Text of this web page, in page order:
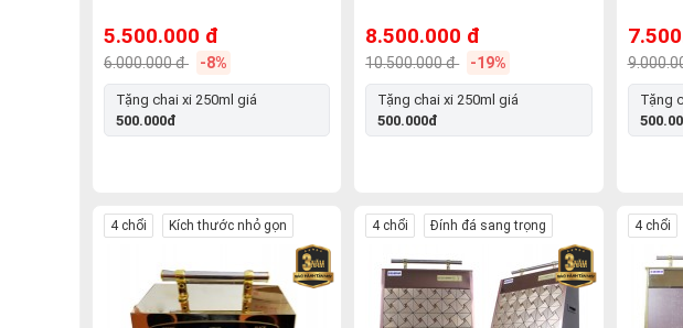
5.500.000 đ
6.000.000 đ -8%
Tặng chai xi 250ml giá
500.000đ
8.500.000 đ
10.500.000 đ -19%
Tặng chai xi 250ml giá
500.000đ
Tặng
4 chổi Kích thước nhỏ gọn 4 chổi Đính đá sang trọng 4 chổi